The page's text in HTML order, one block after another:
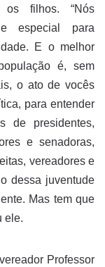
filhos. “Nós
especial para
E o melhor
é, sem
o ato de vocês
para entender
de presidentes,
e senadoras,
vereadores e
dessa juventude
Mas tem que
ele.
Professor